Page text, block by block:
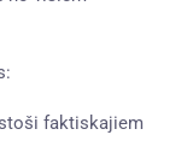
faktiskajiem